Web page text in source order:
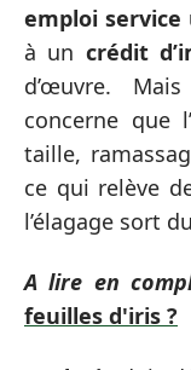
emploi service
à un crédit
d’œuvre.
concerne que
taille,
ce qui relève
l’élagage sort
A lire en
feuilles d'iris ?